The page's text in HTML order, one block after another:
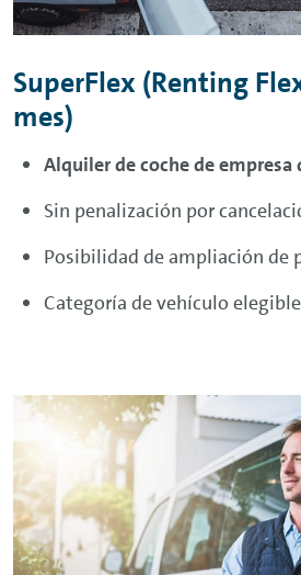
SuperFlex (Renting
mes)
Alquiler de coche de empresa
Sin penalización por
Posibilidad de ampliación de
Categoría de vehículo elegible